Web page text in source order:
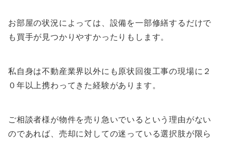
お部屋の状況によっては、設備を一部修繕するだけで
も買手が見つかりやすかったりもします。
私自身は不動産業界以外にも原状回復工事の現場に２
０年以上携わってきた経験があります。
ご相談者様が物件を売り急いでいるという理由がない
のであれば、売却に対しての迷っている選択肢が限ら